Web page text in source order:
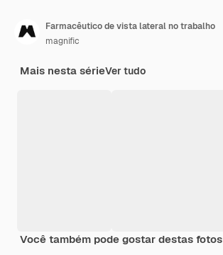
Farmacêutico de vista lateral no trabalho
magnific
Mais nesta sérieVer tudo
Você também pode gostar destas fotos